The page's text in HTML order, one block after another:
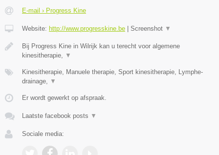
E-mail › Progress Kine
Website: http://www.progresskine.be Screenshot ▼
Bij Progress Kine in Wilrijk kan u terecht voor algemene
kinesitherapie, ▼
Kinesitherapie, Manuele therapie, Sport kinesitherapie, Lymphe-
drainage, ▼
Er wordt gewerkt op afspraak.
Laatste facebook posts ▼
Sociale media: